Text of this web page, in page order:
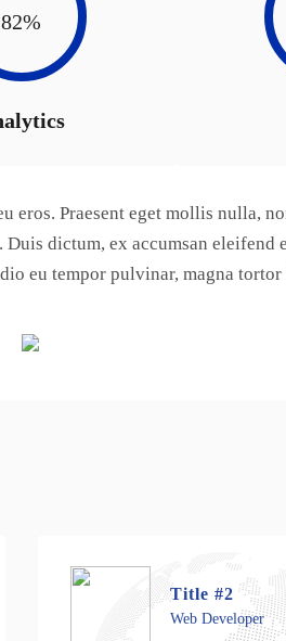
82%
Praesent eget mollis nulla,
dictum, ex accumsan eleifend
eu tempor pulvinar, magna
Title #2
Web Developer